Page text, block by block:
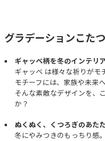
グラデーションこた
ギャッベ柄を冬のインテリ
ギャッベ は様々な祈りがモ
モチーフには、家族や未来
そんな素敵なデザインを、
か？
ぬくぬく、くつろぎのあた
冬にやみつきのもっちり感。